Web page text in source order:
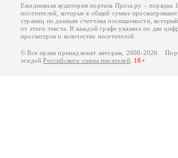
Ежедневная аудитория портала Проза.ру – порядка
посетителей, которые в общей сумме
страниц по данным счетчика посещаемости,
от этого текста. В каждой графе указано по две
просмотров и количество посетителей.
© Все права принадлежат авторам, 2000-2026.
эгидойРоссийского союза писателей. 18+